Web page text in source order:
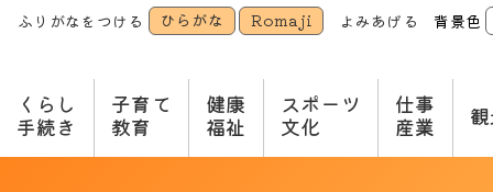
ふりがなをつける ひらがな Romaji よみあげる 背景色
くらし
手続き
子育て
教育
健康
福祉
スポーツ
文化
仕事
産業